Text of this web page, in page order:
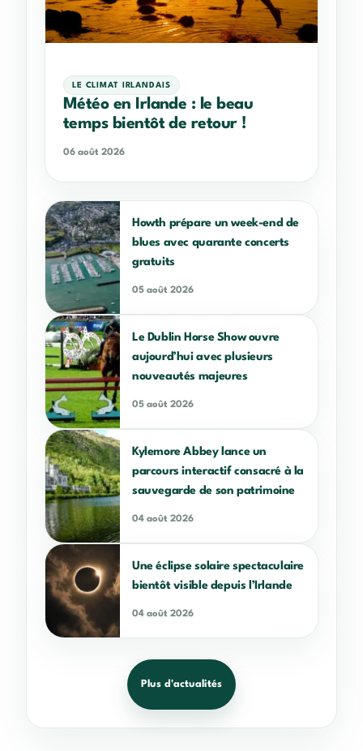
LE CLIMAT IRLANDAIS
Météo en Irlande : le beau
temps bientôt de retour !
06 août 2026
Howth prépare un week-end de
blues avec quarante concerts
gratuits
05 août 2026
Le Dublin Horse Show ouvre
aujourd’hui avec plusieurs
nouveautés majeures
05 août 2026
Kylemore Abbey lance un
parcours interactif consacré à la
sauvegarde de son patrimoine
04 août 2026
Une éclipse solaire spectaculaire
bientôt visible depuis l’Irlande
04 août 2026
Plus d'actualités